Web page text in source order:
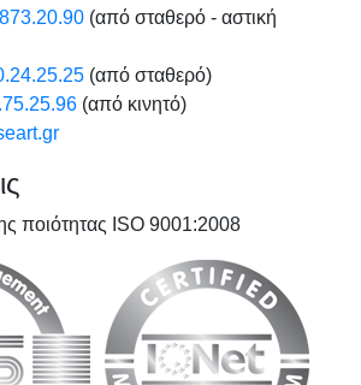
(από σταθερό - αστική
(από σταθερό)
(από κινητό)
ποιότητας ISO 9001:2008